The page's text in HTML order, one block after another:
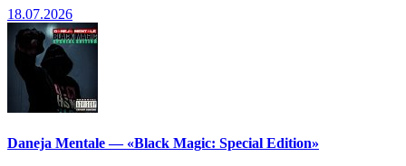
18.07.2026
Daneja Mentale — «Black Magic: Special Edition»